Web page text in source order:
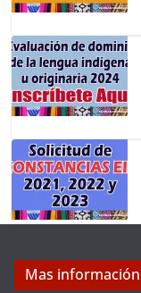
Mas información